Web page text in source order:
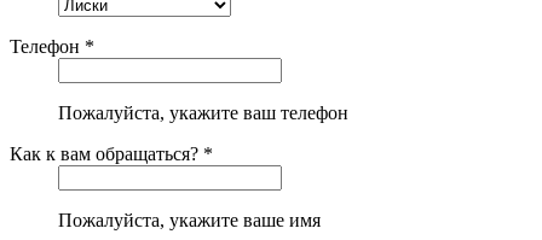
Телефон *
Пожалуйста, укажите ваш телефон
Как к вам обращаться? *
Пожалуйста, укажите ваше имя